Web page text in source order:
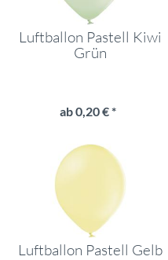
Luftballon Pastell Kiwi
Grün
ab 0,20 € *
Luftballon Pastell Gelb